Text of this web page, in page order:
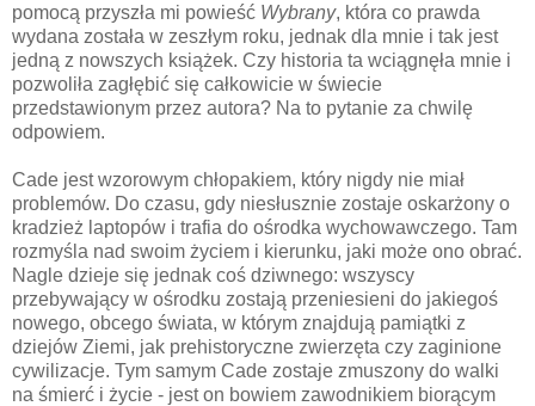
pomocą przyszła mi powieść Wybrany, która co prawda
wydana została w zeszłym roku, jednak dla mnie i tak jest
jedną z nowszych książek. Czy historia ta wciągnęła mnie i
pozwoliła zagłębić się całkowicie w świecie
przedstawionym przez autora? Na to pytanie za chwilę
odpowiem.
Cade jest wzorowym chłopakiem, który nigdy nie miał
problemów. Do czasu, gdy niesłusznie zostaje oskarżony o
kradzież laptopów i trafia do ośrodka wychowawczego. Tam
rozmyśla nad swoim życiem i kierunku, jaki może ono obrać.
Nagle dzieje się jednak coś dziwnego: wszyscy
przebywający w ośrodku zostają przeniesieni do jakiegoś
nowego, obcego świata, w którym znajdują pamiątki z
dziejów Ziemi, jak prehistoryczne zwierzęta czy zaginione
cywilizacje. Tym samym Cade zostaje zmuszony do walki
na śmierć i życie - jest on bowiem zawodnikiem biorącym